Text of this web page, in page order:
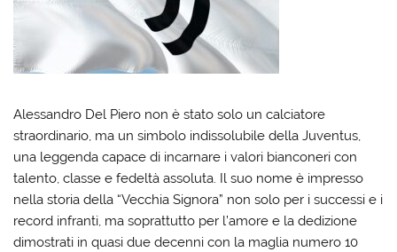
Alessandro Del Piero non è stato solo un calciatore
straordinario, ma un simbolo indissolubile della Juventus,
una leggenda capace di incarnare i valori bianconeri con
talento, classe e fedeltà assoluta. Il suo nome è impresso
nella storia della “Vecchia Signora” non solo per i successi e i
record infranti, ma soprattutto per l’amore e la dedizione
dimostrati in quasi due decenni con la maglia numero 10